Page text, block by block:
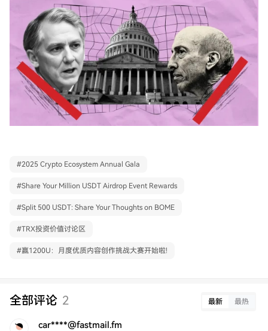
#2025 Crypto Ecosystem Annual Gala
#Share Your Million USDT Airdrop Event Rewards
#Split 500 USDT: Share Your Thoughts on BOME
#TRX投资价值讨论区
#赢1200U：月度优质内容创作挑战大赛开始啦!
全部评论 2 最新 最热
car****@fastmail.fm